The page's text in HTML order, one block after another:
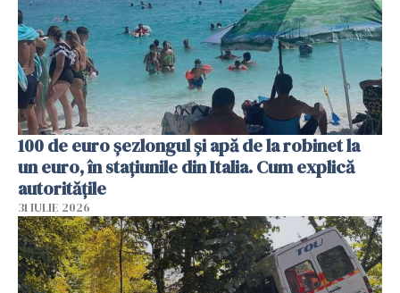
100 de euro șezlongul și apă de la robinet la
un euro, în stațiunile din Italia. Cum explică
autoritățile
31 IULIE 2026